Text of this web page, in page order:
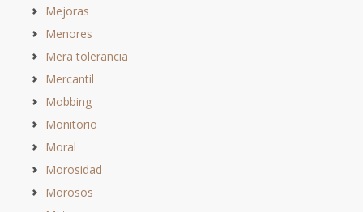
Mejoras
Menores
Mera tolerancia
Mercantil
Mobbing
Monitorio
Moral
Morosidad
Morosos